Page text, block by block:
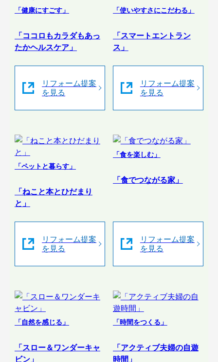
「健康にすごす」
「ココロもカラダもあっ
たかヘルスケア」
リフォーム提案
を見る
「使いやすさにこだわる」
「スマートエントラン
ス」
リフォーム提案
を見る
「ペットと暮らす」
「ねこと本とひだまり
と」
リフォーム提案
を見る
「食を楽しむ」
「食でつながる家」
リフォーム提案
を見る
「自然を感じる」
「スロー＆ワンダーキャ
ビン」
「時間をつくる」
「アクティブ夫婦の自遊
時間」